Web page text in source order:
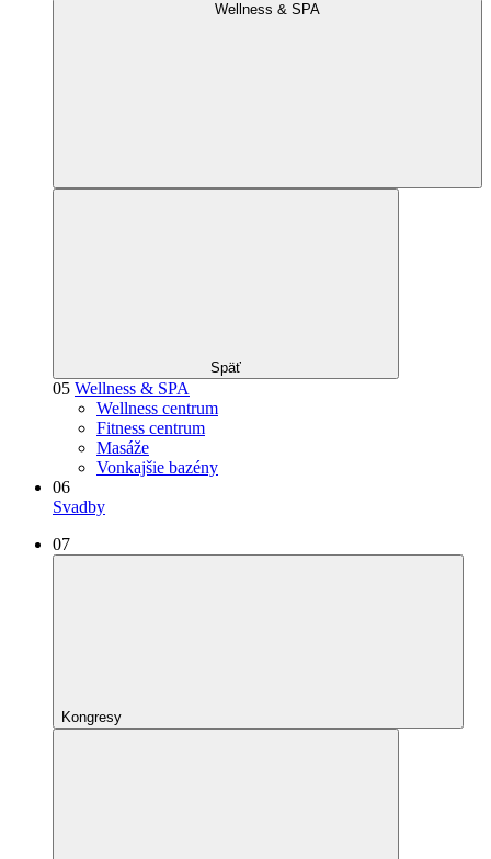
Wellness & SPA
Späť
05 Wellness & SPA
Wellness centrum
Fitness centrum
Masáže
Vonkajšie bazény
06
Svadby
07
Kongresy